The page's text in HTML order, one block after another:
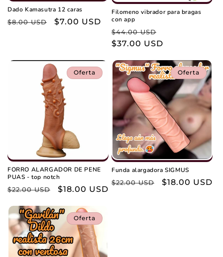
Dado Kamasutra 12 caras
Precio
$8.00 USD
Precio
$7.00 USD
Filomeno vibrador para bragas
con app
Precio
habitual
$44.00 USD
de
$37.00 USD
Oferta
FORRO ALARGADOR DE PENE
PUAS - top notch
Precio
$22.00 USD
Precio
oferta
$18.00 USD
Oferta
Funda alargadora SIGMUS
Precio
$22.00 USD
Precio
$18.00 USD
Oferta